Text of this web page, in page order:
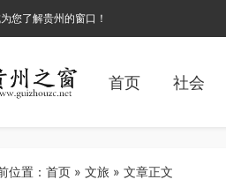
您了解贵州的窗口！
首页 社会
位置： 首页 » 文旅 » 文章正文